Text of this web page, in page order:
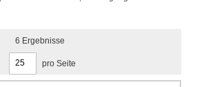
6 Ergebnisse
pro Seite